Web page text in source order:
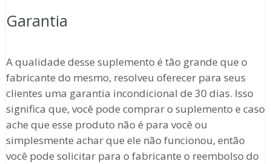
Garantia
A qualidade desse suplemento é tão grande que o
fabricante do mesmo, resolveu oferecer para seus
clientes uma garantia incondicional de 30 dias. Isso
significa que, você pode comprar o suplemento e caso
ache que esse produto não é para você ou
simplesmente achar que ele não funcionou, então
você pode solicitar para o fabricante o reembolso do